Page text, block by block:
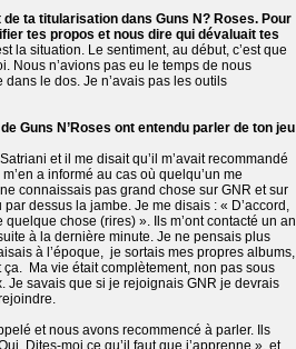
ta titularisation dans Guns N? Roses. Pour
tes propos et nous dire qui dévaluait tes
la situation. Le sentiment, au début, c’est que
Nous n’avions pas eu le temps de nous
le dos. Je n’avais pas les outils
Guns N’Roses ont entendu parler de ton jeu
et il me disait qu’il m’avait recommandé
a informé au cas où quelqu’un me
connaissais pas grand chose sur GNR et sur
dessus la jambe. Je me disais : « D’accord,
chose (rires) ». Ils m’ont contacté un an
à la dernière minute. Je ne pensais plus
à l’époque, je sortais mes propres albums,
ça. Ma vie était complètement, non pas sous
Je savais que si je rejoignais GNR je devrais
et nous avons recommencé à parler. Ils
Dites-moi ce qu’il faut que j’apprenne », et